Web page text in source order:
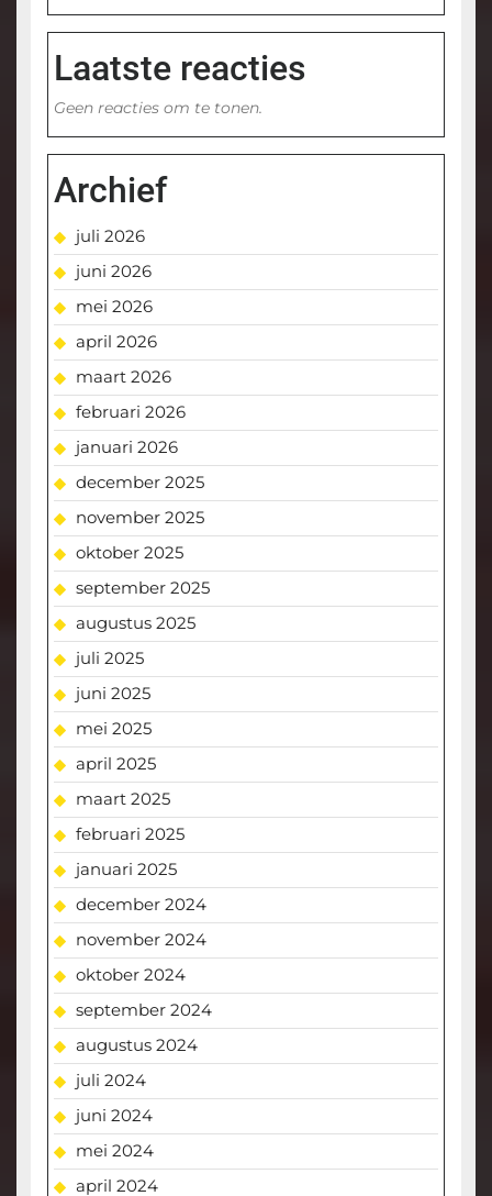
Laatste reacties
Geen reacties om te tonen.
Archief
juli 2026
juni 2026
mei 2026
april 2026
maart 2026
februari 2026
januari 2026
december 2025
november 2025
oktober 2025
september 2025
augustus 2025
juli 2025
juni 2025
mei 2025
april 2025
maart 2025
februari 2025
januari 2025
december 2024
november 2024
oktober 2024
september 2024
augustus 2024
juli 2024
juni 2024
mei 2024
april 2024